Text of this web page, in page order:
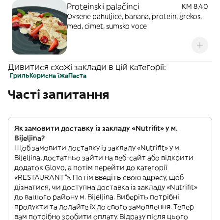
Proteinski palačinci
KM 8,40
Ovsene pahuljice, banana, protein, grekos,
med, cimet, sumsko voce
Дивитися схожі заклади в цій категорії:
ГрильКорисна їжаПаста
Часті запитання
Як замовити доставку із закладу «Nutrifit» у м.
Bijeljina?
Щоб замовити доставку із закладу «Nutrifit» у м.
Bijeljina, достатньо зайти на веб-сайт або відкрити
додаток Glovo, а потім перейти до категорії
«RESTAURANT”». Потім введіть свою адресу, щоб
дізнатися, чи доступна доставка із закладу «Nutrifit»
до вашого району м. Bijeljina. Виберіть потрібні
продукти та додайте їх до свого замовлення. Тепер
вам потрібно зробити оплату. Відразу після цього